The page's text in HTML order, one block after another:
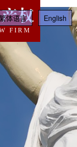
权
FIRM
English
体语言